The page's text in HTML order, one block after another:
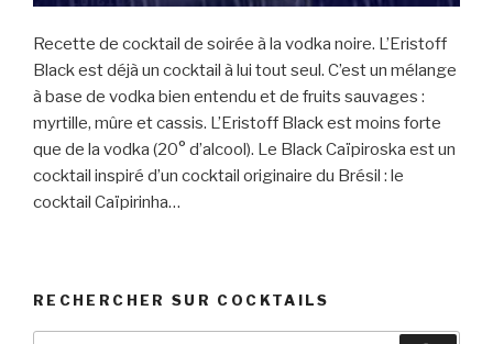
Recette de cocktail de soirée à la vodka noire. L’Eristoff
Black est déjà un cocktail à lui tout seul. C’est un mélange
à base de vodka bien entendu et de fruits sauvages :
myrtille, mûre et cassis. L’Eristoff Black est moins forte
que de la vodka (20° d’alcool). Le Black Caïpiroska est un
cocktail inspiré d’un cocktail originaire du Brésil : le
cocktail Caïpirinha…
RECHERCHER SUR COCKTAILS